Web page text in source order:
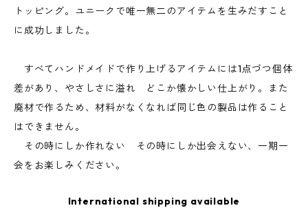
トッピング。ユニークで唯一無二のアイテムを生みだすこと
に成功しました。
すべてハンドメイドで作り上げるアイテムには1点づつ個体
差があり、やさしさに溢れ どこか懐かしい仕上がり。また
廃材で作るため、材料がなくなれば同じ色の製品は作ること
はできません。
その時にしか作れない その時にしか出会えない、一期一
会をお楽しみください。
International shipping available